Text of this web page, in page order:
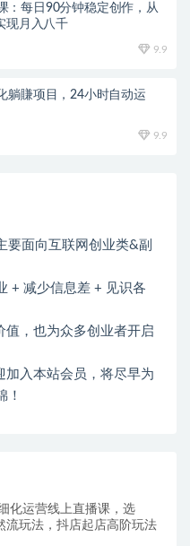
：每日90分钟稳定创作，从
现月入八千
9.9
躺賺项目，24小时自动运
9.9
要面向互联网创业类&副
+ 减少信息差 + 见识各
，也为众多创业者开启
入本站会员，将尽早为
！
化运营线上直播课，选
流玩法，抖店起店高阶玩法